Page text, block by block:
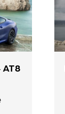
AT8